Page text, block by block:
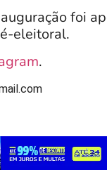
foi
eleitoral.
.